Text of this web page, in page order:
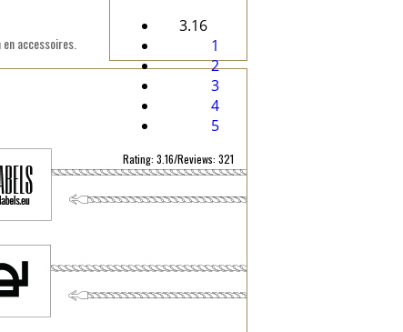
accessoires.
3.16
1
2
3
4
5
Rating: 3.16/Reviews: 321